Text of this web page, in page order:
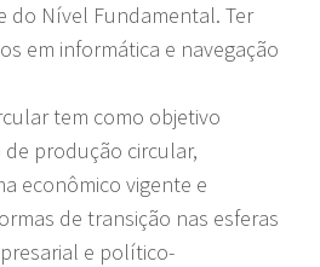
do Nível Fundamental. Ter
em informática e navegação
tem como objetivo
produção circular,
econômico vigente e
de transição nas esferas
e político-